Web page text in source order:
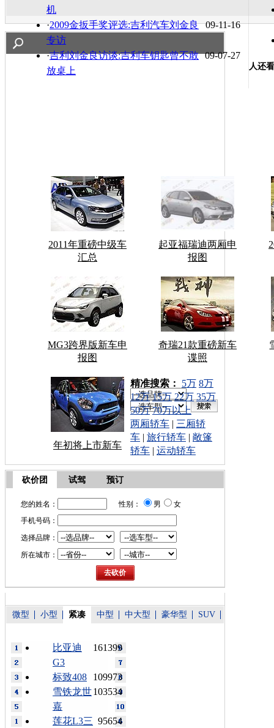
机
09-11-16
·2009金扳手奖评选:吉利汽车刘金良
专访
09-07-27
·吉利刘金良访谈:吉利车钥匙曾不敢
放桌上
人还
2011年重磅中级车
汇总
起亚福瑞迪两厢申
报图
MG3跨界版新车申
报图
奇瑞21款重磅新车
谍照
年初将上市新车
车型搜索：
精准搜索： 5万 8万
12万 15万 22万 35万
50万 70万以上
两厢轿车 | 三厢轿
车 | 旅行轿车 | 敞篷
轿车 | 运动轿车
砍价团 试驾 预订
您的姓名： 性别： 男
女
手机号码：
选择品牌：
所在城市：
微型 小型 紧凑 中型 中大型 豪华型 SUV
161399
比亚迪
G3
109973
标致408
103534
雪铁龙世
嘉
95654
莲花L3三